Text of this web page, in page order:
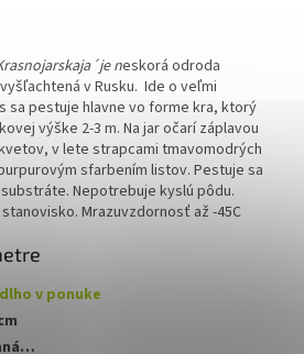
neskorá odroda
v Rusku. Ide o veľmi
sa pestuje hlavne vo forme kra, ktorý
výške 2-3 m. Na jar očarí záplavou
v lete strapcami tmavomodrých
sfarbením listov. Pestuje sa
Nepotrebuje kyslú pôdu.
Mrazuvzdornosť až -45C
v ponuke